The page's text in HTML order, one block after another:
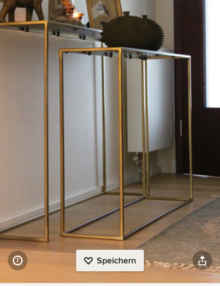
Speichern